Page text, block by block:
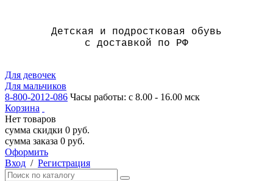
Детская и подростковая обувь
с доставкой по РФ
Для девочек
Для мальчиков
8-800-2012-086 Часы работы: с 8.00 - 16.00 мск
Корзина
Нет товаров
сумма скидки 0 руб.
сумма заказа 0 руб.
Оформить
Вход / Регистрация